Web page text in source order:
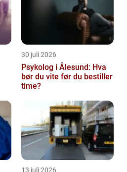
30 juli 2026
Psykolog i Ålesund: Hva
bør du vite før du bestiller
time?
13 juli 2026